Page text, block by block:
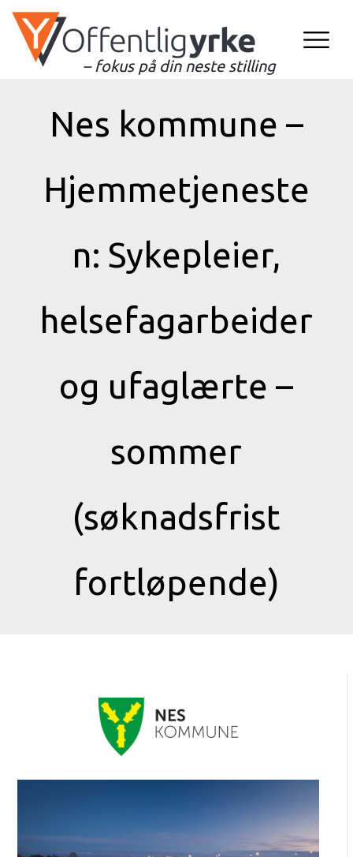
– fokus på din neste stilling
Nes kommune –
Hjemmetjeneste
n: Sykepleier,
helsefagarbeider
og ufaglærte –
sommer
(søknadsfrist
fortløpende)